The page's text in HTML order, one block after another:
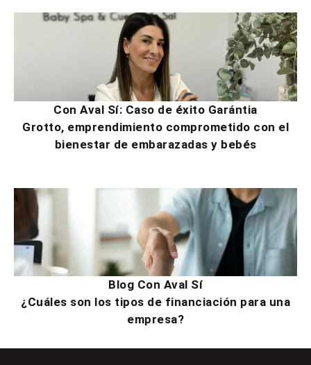
Con Aval Sí: Caso de éxito Garántia
Grotto, emprendimiento comprometido con el
bienestar de embarazadas y bebés
Blog Con Aval Sí
¿Cuáles son los tipos de financiación para una
empresa?